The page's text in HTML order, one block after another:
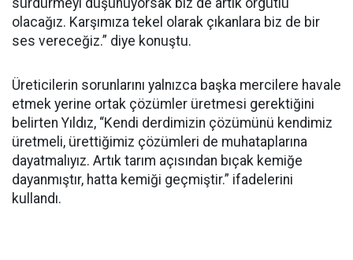
olacağız. Karşımıza tekel olarak çıkanlara biz de bir
ses vereceğiz.” diye konuştu.
Üreticilerin sorunlarını yalnızca başka mercilere havale
etmek yerine ortak çözümler üretmesi gerektiğini
belirten Yıldız, “Kendi derdimizin çözümünü kendimiz
üretmeli, ürettiğimiz çözümleri de muhataplarına
dayatmalıyız. Artık tarım açısından bıçak kemiğe
dayanmıştır, hatta kemiği geçmiştir.” ifadelerini
kullandı.